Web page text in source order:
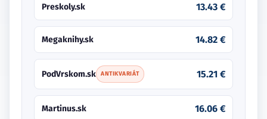
Preskoly.sk 13.43 €
Megaknihy.sk 14.82 €
PodVrskom.sk ANTIKVARIÁT 15.21 €
Martinus.sk 16.06 €